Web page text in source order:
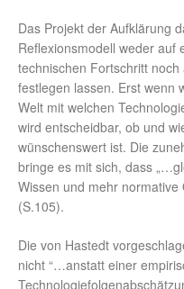
Das Projekt der Aufklärung
Reflexionsmodell weder auf
technischen Fortschritt
festlegen lassen. Erst wenn
Welt mit welchen
wird entscheidbar, ob und
wünschenswert ist. Die
bringe es mit sich, dass
Wissen und mehr
(S.105).
Die von Hastedt
nicht “…anstatt einer